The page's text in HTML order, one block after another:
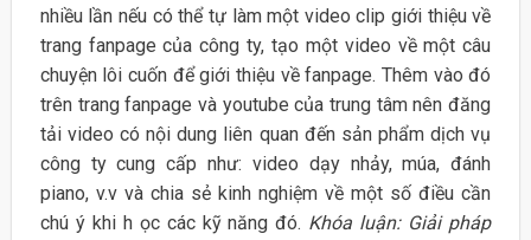
nhiều lần nếu có thể tự làm một video clip giới thiệu về
trang fanpage của công ty, tạo một video về một câu
chuyện lôi cuốn để giới thiệu về fanpage. Thêm vào đó
trên trang fanpage và youtube của trung tâm nên đăng
tải video có nội dung liên quan đến sản phẩm dịch vụ
công ty cung cấp như: video dạy nhảy, múa, đánh
piano, v.v và chia sẻ kinh nghiệm về một số điều cần
chú ý khi h ọc các kỹ năng đó. Khóa luận: Giải pháp